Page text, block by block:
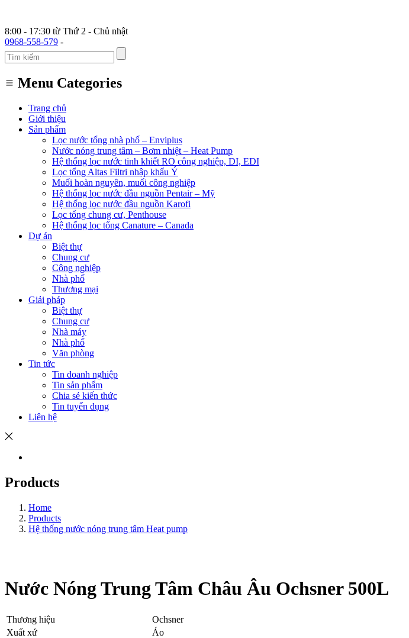
8:00 - 17:30 từ Thứ 2 - Chủ nhật
0968-558-579 -
Menu Categories
Trang chủ
Giới thiệu
Sản phẩm
Lọc nước tổng nhà phố – Enviplus
Nước nóng trung tâm – Bơm nhiệt – Heat Pump
Hệ thống lọc nước tinh khiết RO công nghiệp, DI, EDI
Lọc tổng Altas Filtri nhập khẩu Ý
Muối hoàn nguyên, muối công nghiệp
Hệ thống lọc nước đầu nguồn Pentair – Mỹ
Hệ thống lọc nước đầu nguồn Karofi
Lọc tổng chung cư, Penthouse
Hệ thống lọc tổng Canature – Canada
Dự án
Biệt thự
Chung cư
Công nghiệp
Nhà phố
Thương mại
Giải pháp
Biệt thự
Chung cư
Nhà máy
Nhà phố
Văn phòng
Tin tức
Tin doanh nghiệp
Tin sản phẩm
Chia sẻ kiến thức
Tin tuyển dụng
Liên hệ
Products
Home
Products
Hệ thống nước nóng trung tâm Heat pump
Nước Nóng Trung Tâm Châu Âu Ochsner 500L
Thương hiệu
Ochsner
Xuất xứ
Áo